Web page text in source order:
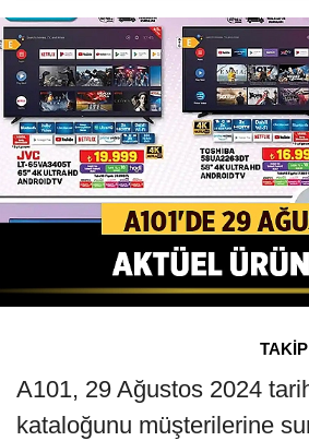
A101, 29 Ağustos 2024
kataloğunu müşterilerine